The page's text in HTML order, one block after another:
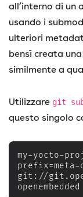
all’interno di un
usando i
ulteriori
bensì creata
similmente a
Utilizzare git
questo singolo
my-yocto-
prefix=meta-
git://